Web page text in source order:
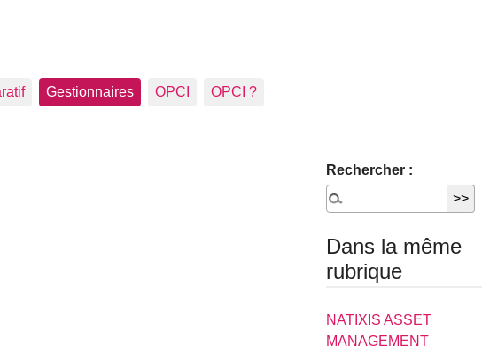
Gestionnaires OPCI OPCI ?
Rechercher :
Dans la même
rubrique
NATIXIS ASSET
MANAGEMENT